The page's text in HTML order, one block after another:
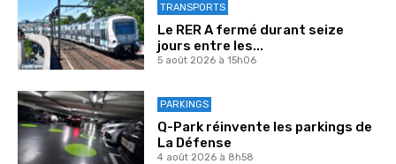
TRANSPORTS
Le RER A fermé durant seize
jours entre les...
5 août 2026 à 15h06
PARKINGS
Q-Park réinvente les parkings de
La Défense
4 août 2026 à 8h58